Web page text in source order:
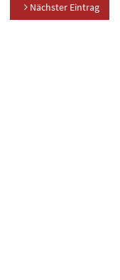
Nächster Eintrag